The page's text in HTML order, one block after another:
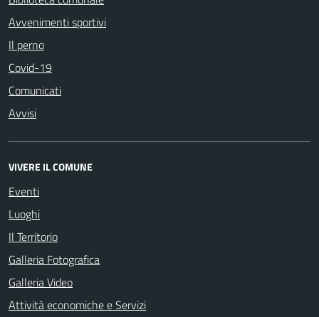
Avvenimenti sportivi
Il perno
Covid-19
Comunicati
Avvisi
VIVERE IL COMUNE
Eventi
Luoghi
Il Territorio
Galleria Fotografica
Galleria Video
Attività economiche e Servizi